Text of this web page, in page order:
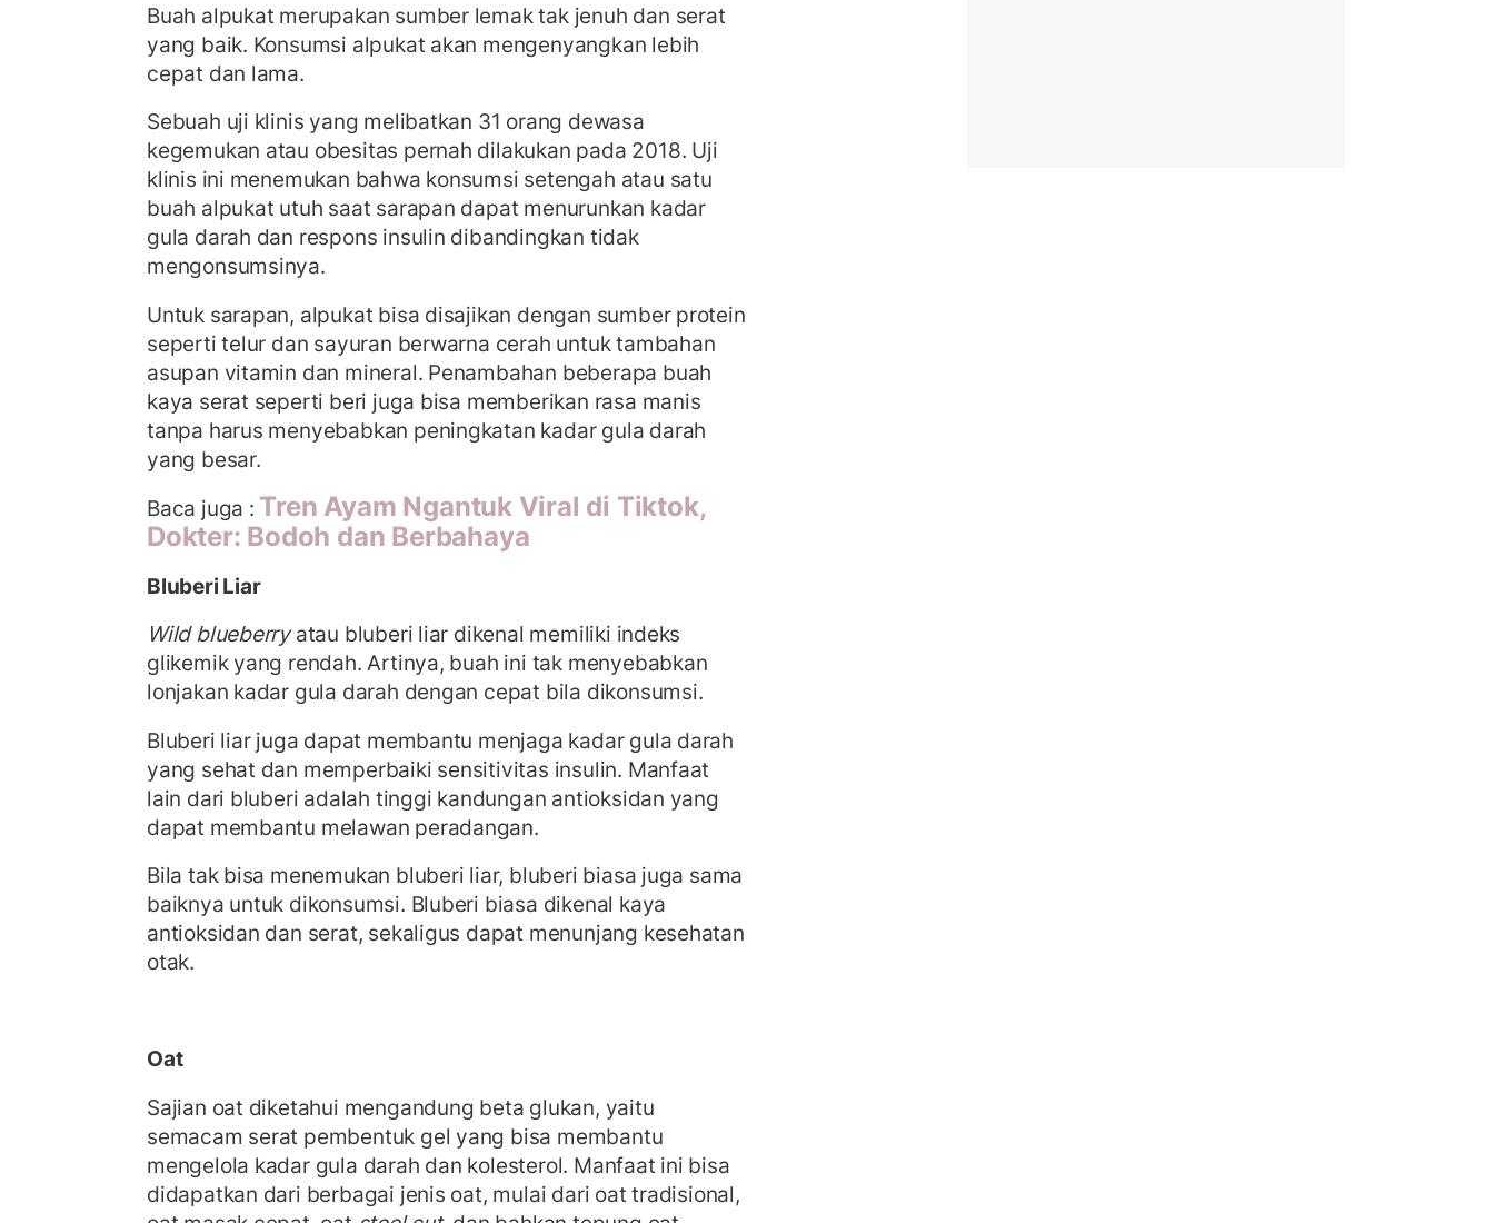
Buah alpukat merupakan sumber lemak tak jenuh dan serat
yang baik. Konsumsi alpukat akan mengenyangkan lebih
cepat dan lama.
Sebuah uji klinis yang melibatkan 31 orang dewasa
kegemukan atau obesitas pernah dilakukan pada 2018. Uji
klinis ini menemukan bahwa konsumsi setengah atau satu
buah alpukat utuh saat sarapan dapat menurunkan kadar
gula darah dan respons insulin dibandingkan tidak
mengonsumsinya.
Untuk sarapan, alpukat bisa disajikan dengan sumber protein
seperti telur dan sayuran berwarna cerah untuk tambahan
asupan vitamin dan mineral. Penambahan beberapa buah
kaya serat seperti beri juga bisa memberikan rasa manis
tanpa harus menyebabkan peningkatan kadar gula darah
yang besar.
Baca juga : Tren Ayam Ngantuk Viral di Tiktok,
Dokter: Bodoh dan Berbahaya
Bluberi Liar
Wild blueberryatau bluberi liar dikenal memiliki indeks
glikemik yang rendah. Artinya, buah ini tak menyebabkan
lonjakan kadar gula darah dengan cepat bila dikonsumsi.
Bluberi liar juga dapat membantu menjaga kadar gula darah
yang sehat dan memperbaiki sensitivitas insulin. Manfaat
lain dari bluberi adalah tinggi kandungan antioksidan yang
dapat membantu melawan peradangan.
Bila tak bisa menemukan bluberi liar, bluberi biasa juga sama
baiknya untuk dikonsumsi. Bluberi biasa dikenal kaya
antioksidan dan serat, sekaligus dapat menunjang kesehatan
otak.
Oat
Sajian oat diketahui mengandung beta glukan, yaitu
semacam serat pembentuk gel yang bisa membantu
mengelola kadar gula darah dan kolesterol. Manfaat ini bisa
didapatkan dari berbagai jenis oat, mulai dari oat tradisional,